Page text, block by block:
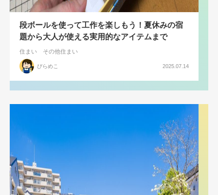
段ボールを使って工作を楽しもう！夏休みの宿
題から大人が使える実用的なアイテムまで
住まい その他住まい
ぴらめこ 2025.07.14